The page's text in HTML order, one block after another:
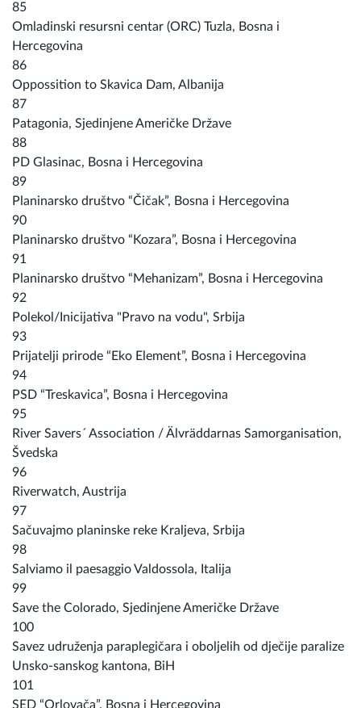
85
Omladinski resursni centar (ORC) Tuzla, Bosna i
Hercegovina
86
Oppossition to Skavica Dam, Albanija
87
Patagonia, Sjedinjene Američke Države
88
PD Glasinac, Bosna i Hercegovina
89
Planinarsko društvo “Čičak”, Bosna i Hercegovina
90
Planinarsko društvo “Kozara”, Bosna i Hercegovina
91
Planinarsko društvo “Mehanizam”, Bosna i Hercegovina
92
Polekol/Inicijativa "Pravo na vodu", Srbija
93
Prijatelji prirode “Eko Element”, Bosna i Hercegovina
94
PSD “Treskavica”, Bosna i Hercegovina
95
River Savers´ Association / Älvräddarnas Samorganisation,
Švedska
96
Riverwatch, Austrija
97
Sačuvajmo planinske reke Kraljeva, Srbija
98
Salviamo il paesaggio Valdossola, Italija
99
Save the Colorado, Sjedinjene Američke Države
100
Savez udruženja paraplegičara i oboljelih od dječije paralize
Unsko-sanskog kantona, BiH
101
SED “Orlovača”, Bosna i Hercegovina